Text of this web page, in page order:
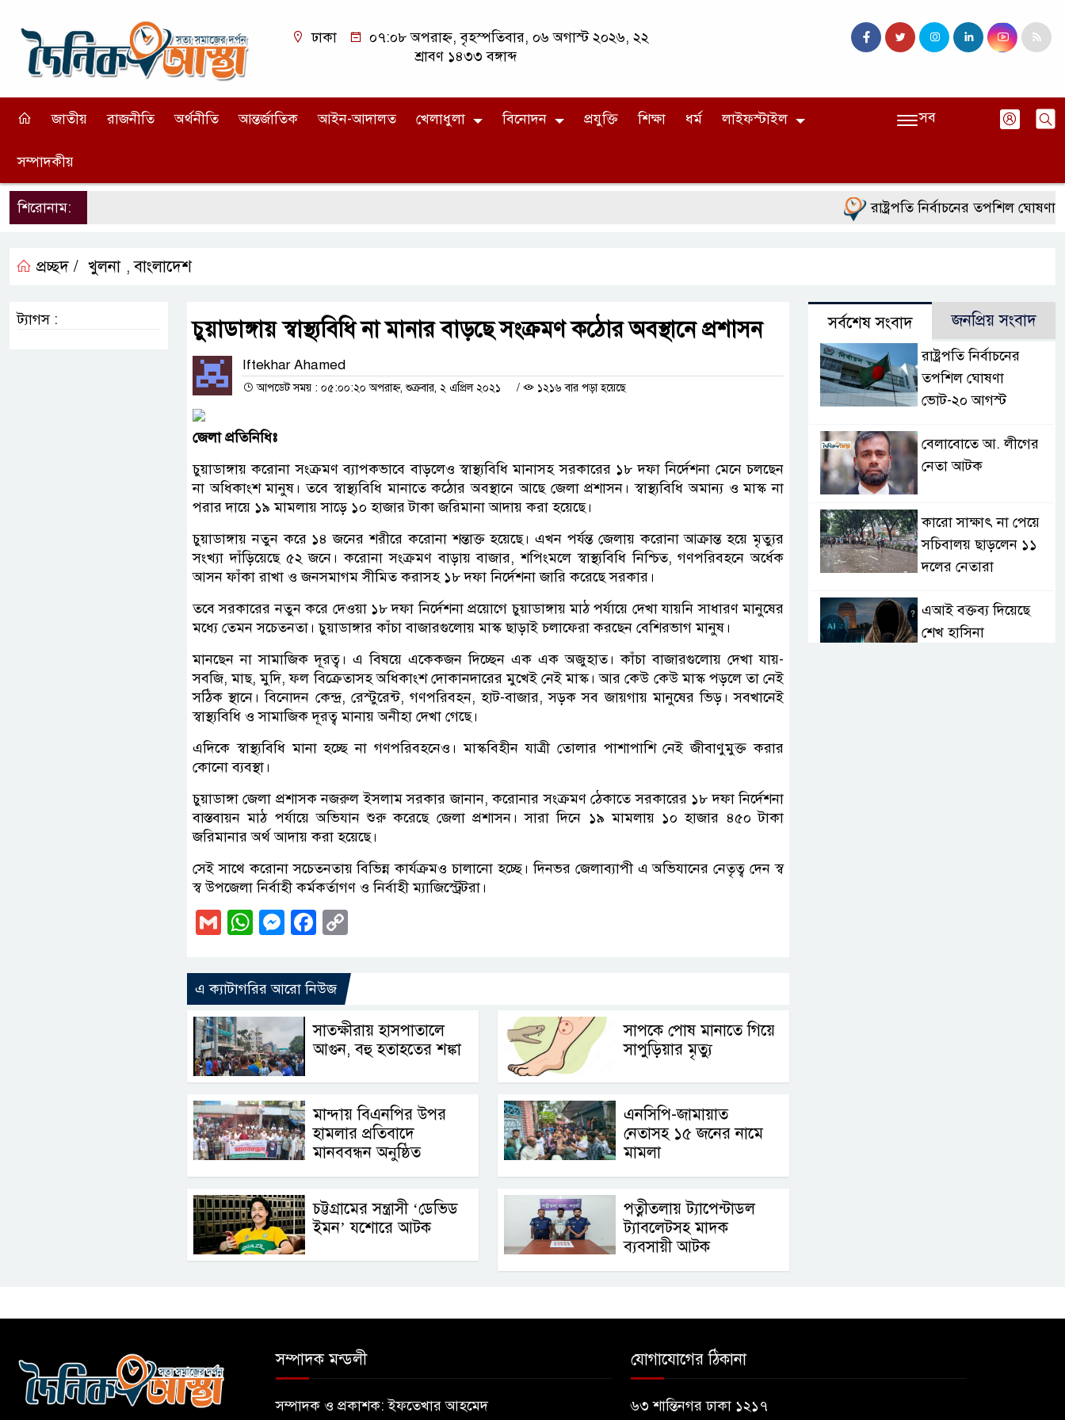
ঢাকা
০৭:০৮ অপরাহ্ন, বৃহস্পতিবার, ০৬ অগাস্ট ২০২৬, ২২
শ্রাবণ ১৪৩৩ বঙ্গাব্দ
জাতীয় রাজনীতি অর্থনীতি আন্তর্জাতিক আইন-আদালত খেলাধুলা বিনোদন প্রযুক্তি শিক্ষা ধর্ম লাইফস্টাইল
সম্পাদকীয়
সব
শিরোনাম: রাষ্ট্রপতি নির্বাচনের তপশিল ঘোষণা
প্রচ্ছদ / খুলনা ,বাংলাদেশ
চুয়াডাঙ্গায় স্বাস্থ্যবিধি না মানার বাড়ছে সংক্রমণ কঠোর অবস্থানে প্রশাসন
Iftekhar Ahamed
আপডেট সময় : ০৫:০০:২০ অপরাহ্ন, শুক্রবার, ২ এপ্রিল ২০২১ / ১২১৬ বার পড়া হয়েছে
জেলা প্রতিনিধিঃ
চুয়াডাঙ্গায় করোনা সংক্রমণ ব্যাপকভাবে বাড়লেও স্বাস্থ্যবিধি মানাসহ সরকারের ১৮ দফা নির্দেশনা মেনে চলছেন
না অধিকাংশ মানুষ। তবে স্বাস্থ্যবিধি মানাতে কঠোর অবস্থানে আছে জেলা প্রশাসন। স্বাস্থ্যবিধি অমান্য ও মাস্ক না
পরার দায়ে ১৯ মামলায় সাড়ে ১০ হাজার টাকা জরিমানা আদায় করা হয়েছে।
চুয়াডাঙ্গায় নতুন করে ১৪ জনের শরীরে করোনা শন্তাক্ত হয়েছে। এখন পর্যন্ত জেলায় করোনা আক্রান্ত হয়ে মৃত্যুর
সংখ্যা দাঁড়িয়েছে ৫২ জনে। করোনা সংক্রমণ বাড়ায় বাজার, শপিংমলে স্বাস্থ্যবিধি নিশ্চিত, গণপরিবহনে অর্ধেক
আসন ফাঁকা রাখা ও জনসমাগম সীমিত করাসহ ১৮ দফা নির্দেশনা জারি করেছে সরকার।
তবে সরকারের নতুন করে দেওয়া ১৮ দফা নির্দেশনা প্রয়োগে চুয়াডাঙ্গায় মাঠ পর্যায়ে দেখা যায়নি সাধারণ মানুষের
মধ্যে তেমন সচেতনতা। চুয়াডাঙ্গার কাঁচা বাজারগুলোয় মাস্ক ছাড়াই চলাফেরা করছেন বেশিরভাগ মানুষ।
মানছেন না সামাজিক দূরত্ব। এ বিষয়ে একেকজন দিচ্ছেন এক এক অজুহাত। কাঁচা বাজারগুলোয় দেখা যায়-
সবজি, মাছ, মুদি, ফল বিক্রেতাসহ অধিকাংশ দোকানদারের মুখেই নেই মাস্ক। আর কেউ কেউ মাস্ক পড়লে তা নেই
সঠিক স্থানে। বিনোদন কেন্দ্র, রেস্টুরেন্ট, গণপরিবহন, হাট-বাজার, সড়ক সব জায়গায় মানুষের ভিড়। সবখানেই
স্বাস্থ্যবিধি ও সামাজিক দূরত্ব মানায় অনীহা দেখা গেছে।
এদিকে স্বাস্থ্যবিধি মানা হচ্ছে না গণপরিবহনেও। মাস্কবিহীন যাত্রী তোলার পাশাপাশি নেই জীবাণুমুক্ত করার
কোনো ব্যবস্থা।
চুয়াডাঙ্গা জেলা প্রশাসক নজরুল ইসলাম সরকার জানান, করোনার সংক্রমণ ঠেকাতে সরকারের ১৮ দফা নির্দেশনা
বাস্তবায়ন মাঠ পর্যায়ে অভিযান শুরু করেছে জেলা প্রশাসন। সারা দিনে ১৯ মামলায় ১০ হাজার ৪৫০ টাকা
জরিমানার অর্থ আদায় করা হয়েছে।
সেই সাথে করোনা সচেতনতায় বিভিন্ন কার্যক্রমও চালানো হচ্ছে। দিনভর জেলাব্যাপী এ অভিযানের নেতৃত্ব দেন স্ব
স্ব উপজেলা নির্বাহী কর্মকর্তাগণ ও নির্বাহী ম্যাজিস্ট্রেটরা।
GmailWhatsApp
Messenger
Facebook
এ ক্যাটাগরির আরো নিউজ
সাতক্ষীরায় হাসপাতালে
আগুন, বহু হতাহতের শঙ্কা
সাপকে পোষ মানাতে গিয়ে
সাপুড়িয়ার মৃত্যু
মান্দায় বিএনপির উপর
হামলার প্রতিবাদে
মানববন্ধন অনুষ্ঠিত
এনসিপি-জামায়াত
নেতাসহ ১৫ জনের নামে
মামলা
চট্টগ্রামের সন্ত্রাসী ‘ডেভিড
ইমন’ যশোরে আটক
পত্নীতলায় ট্যাপেন্টাডল
ট্যাবলেটসহ মাদক
ব্যবসায়ী আটক
ট্যাগস : সর্বশেষ সংবাদ জনপ্রিয় সংবাদ
রাষ্ট্রপতি নির্বাচনের
তপশিল ঘোষণা
ভোট-২০ আগস্ট
বেলাবোতে আ. লীগের
নেতা আটক
কারো সাক্ষাৎ না পেয়ে
সচিবালয় ছাড়লেন ১১
দলের নেতারা
এআই বক্তব্য দিয়েছে
শেখ হাসিনা
সম্পাদক মন্ডলী
সম্পাদক ও প্রকাশক: ইফতেখার আহমেদ
যোগাযোগের ঠিকানা
৬৩ শান্তিনগর ঢাকা ১২১৭